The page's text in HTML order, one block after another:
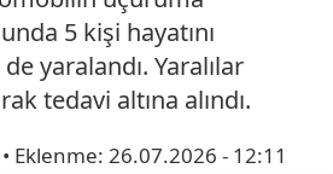
5 kişi hayatını
yaralandı. Yaralılar
tedavi altına alındı.
• Eklenme: 26.07.2026 - 12:11